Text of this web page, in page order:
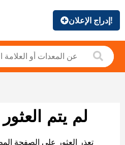
إدراج الإعلان!
لم يتم
تعذر العثور على الصفحة